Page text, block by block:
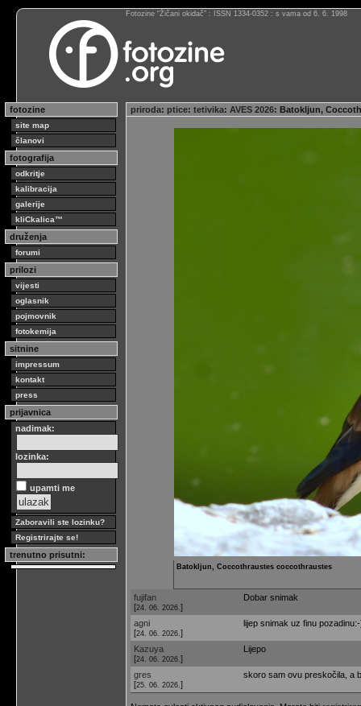
Fotozine “Žičani okidač” : ISSN 1334-0352 : s vama od 6. 6. 1998
fotozine
site map
članovi
fotografija
odkritje
kalibracija
galerije
kliCkalica™
druženja
forumi
prilozi
vijesti
oglasnik
pojmovnik
fotokemija
sitnine
impressum
kontakt
press
prijavnica
nadimak:
lozinka:
upamti me
Zaboravili ste lozinku?
Registrirajte se!
trenutno prisutni:
priroda: ptice: tetivika: AVES 2026: Batokljun,
Batokljun, Coccothraustes coccothraustes
fujifan
[24. 06. 2026. ]
Dobar snimak
agni
[24. 06. 2026. ]
lijep snimak uz finu
Kazuya
[24. 06. 2026. ]
Lijepo
gres
[25. 06. 2026. ]
skoro sam ovu preskočila, a